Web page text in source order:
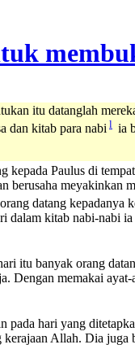
itu datanglah
dan kitab para nabi l ia
Paulus di
berusaha
datang
kitab nabi-nabi
itu banyak orang
Dengan memakai
hari yang
Allah. Dia